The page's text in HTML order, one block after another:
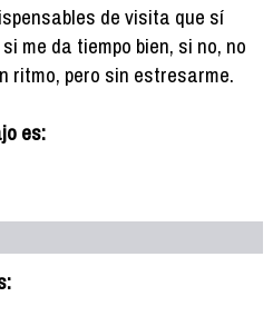
de visita que sí
me da tiempo bien, si no, no
ritmo, pero sin estresarme.
es: